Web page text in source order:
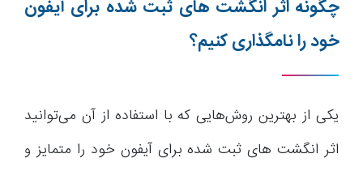
چگونه اثر انگشت های ثبت شده برای آیفون
خود را نامگذاری کنیم؟
یکی از بهترین روش‌هایی که با استفاده از آن می‌توانید
اثر انگشت های ثبت شده برای آیفون خود را متمایز و